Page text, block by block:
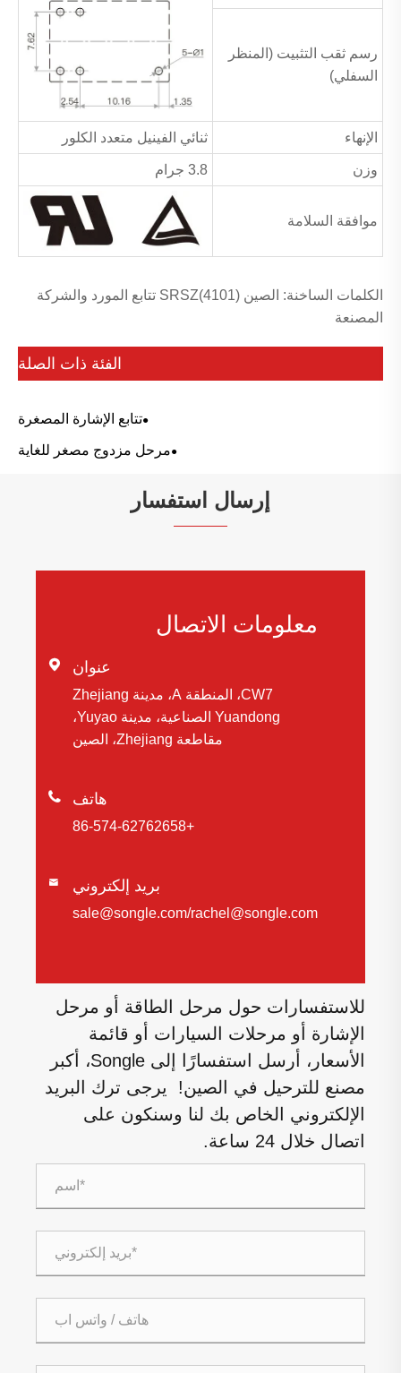
رسم ثقب التثبيت (المنظر
السفلي)
الإنهاء ثنائي الفينيل متعدد الكلور
وزن 3.8 جرام
موافقة السلامة
الكلمات الساخنة: الصين SRSZ(4101) تتابع المورد والشركة
المصنعة
الفئة ذات الصلة
تتابع الإشارة المصغرة
مرحل مزدوج مصغر للغاية
إرسال استفسار
معلومات الاتصال
 عنوان
CW7، المنطقة A، مدينة Zhejiang
Yuandong الصناعية، مدينة Yuyao،
مقاطعة Zhejiang، الصين
 هاتف
+86-574-62762658
 بريد إلكتروني
sale@songle.com/rachel@songle.com
للاستفسارات حول مرحل الطاقة أو مرحل
الإشارة أو مرحلات السيارات أو قائمة
الأسعار، أرسل استفسارًا إلى Songle، أكبر
مصنع للترحيل في الصين! يرجى ترك البريد
الإلكتروني الخاص بك لنا وسنكون على
اتصال خلال 24 ساعة.